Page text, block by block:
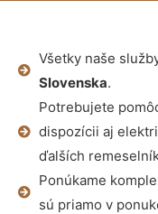
Všetky naše
Slovenska.
Potrebujete
dispozícii aj
ďalších
Ponúkame
sú priamo v